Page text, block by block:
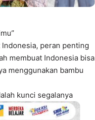
Indonesia, peran penting
membuat Indonesia bisa
menggunakan bambu
kunci segalanya